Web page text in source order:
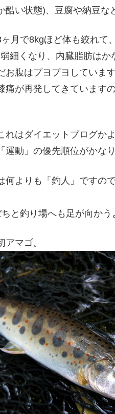
酷い状態)、豆腐や納豆な
月で8kgほど体も絞れて
細くなり、内臓脂肪は
お腹はプヨプヨしています
痛が再発してきています
れはダイエットブログか
運動」の優先順位がかな
何よりも「釣人」ですの
と釣り場へも足が向かう
マゴ。